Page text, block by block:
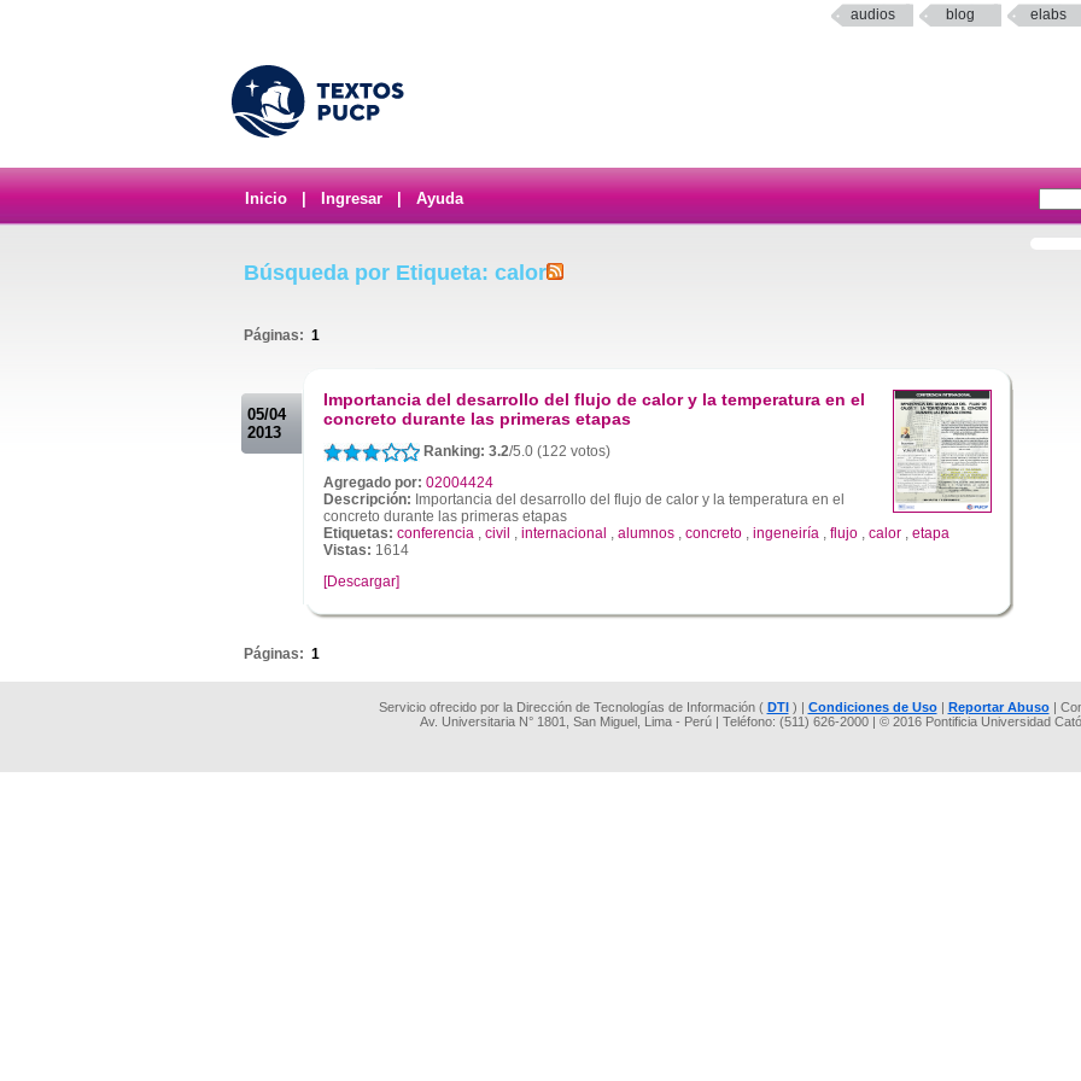
audios blog elabs
Inicio Ingresar Ayuda
Búsqueda por Etiqueta: calor
Páginas: 1
05/04
2013
Importancia del desarrollo del flujo de calor y la temperatura en el
concreto durante las primeras etapas
Ranking: 3.2/5.0 (122 votos)
Agregado por: 02004424
Descripción: Importancia del desarrollo del flujo de calor y la temperatura en el
concreto durante las primeras etapas
Etiquetas: conferencia , civil , internacional , alumnos , concreto , ingeneiría , flujo , calor , etapa
Vistas: 1614
[Descargar]
Páginas: 1
Servicio ofrecido por la Dirección de Tecnologías de Información ( DTI) | Condiciones de Uso| Reportar Abuso|
Av. Universitaria N° 1801, San Miguel, Lima - Perú | Teléfono: (511) 626-2000 | © 2016 Pontificia Universidad